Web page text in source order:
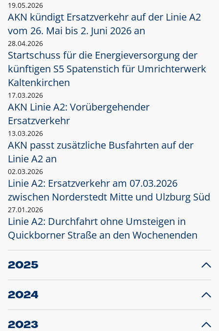
19.05.2026
AKN kündigt Ersatzverkehr auf der Linie A2
vom 26. Mai bis 2. Juni 2026 an
28.04.2026
Startschuss für die Energieversorgung der
künftigen S5 Spatenstich für Umrichterwerk
Kaltenkirchen
17.03.2026
AKN Linie A2: Vorübergehender
Ersatzverkehr
13.03.2026
AKN passt zusätzliche Busfahrten auf der
Linie A2 an
02.03.2026
Linie A2: Ersatzverkehr am 07.03.2026
zwischen Norderstedt Mitte und Ulzburg Süd
27.01.2026
Linie A2: Durchfahrt ohne Umsteigen in
Quickborner Straße an den Wochenenden
2025
23.12.2025
Projekt S5: Start der Bauarbeiten am
2024
10.12.2024
Großprojekt S5: Sperrung der Bahnstraße in
2023